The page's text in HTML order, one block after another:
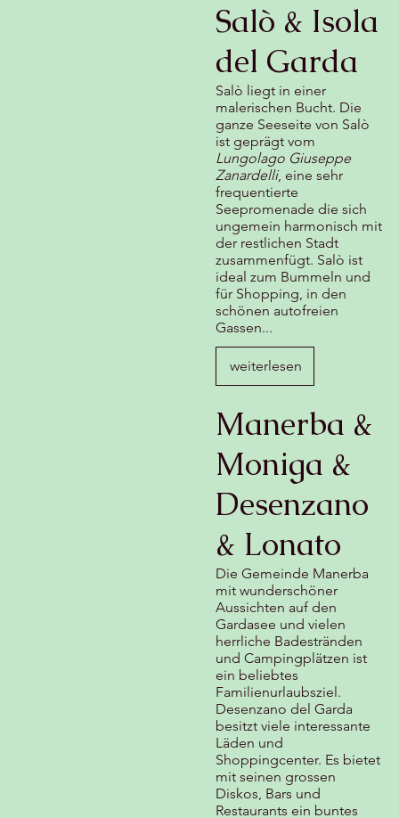
Salò & Isola
del Garda
Salò liegt in einer
malerischen Bucht. Die
ganze Seeseite von Salò
ist geprägt vom
Lungolago Giuseppe
Zanardelli, eine sehr
frequentierte
Seepromenade die sich
ungemein harmonisch mit
der restlichen Stadt
zusammenfügt. Salò ist
ideal zum Bummeln und
für Shopping, in den
schönen autofreien
Gassen...
weiterlesen
Manerba &
Moniga &
Desenzano
& Lonato
Die Gemeinde Manerba
mit wunderschöner
Aussichten auf den
Gardasee und vielen
herrliche Badestränden
und Campingplätzen ist
ein beliebtes
Familienurlaubsziel.
Desenzano del Garda
besitzt viele interessante
Läden und
Shoppingcenter. Es bietet
mit seinen grossen
Diskos, Bars und
Restaurants ein buntes